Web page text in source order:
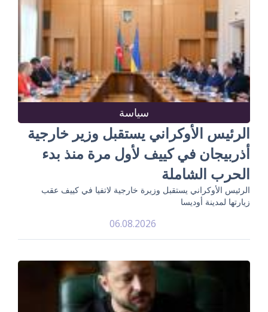
سياسة
الرئيس الأوكراني يستقبل وزير خارجية
أذربيجان في كييف لأول مرة منذ بدء
الحرب الشاملة
الرئيس الأوكراني يستقبل وزيرة خارجية لاتفيا في كييف عقب
زيارتها لمدينة أوديسا
06.08.2026